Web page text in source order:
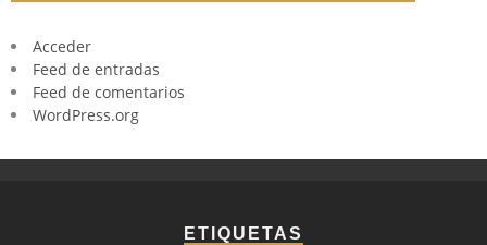
Acceder
Feed de entradas
Feed de comentarios
WordPress.org
ETIQUETAS